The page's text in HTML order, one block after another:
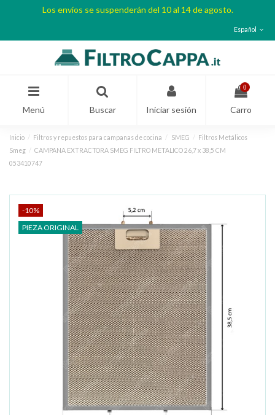
Los envíos se suspenderán del 10 al 14 de agosto.
Español
Menú Buscar Iniciar sesión
0
Carro
Inicio Filtros y repuestos para campanas de cocina SMEG
Filtros Metálicos
Smeg
CAMPANA EXTRACTORA SMEG FILTRO METALICO 26,7 x 38,5 CM
053410747
-10%
PIEZA ORIGINAL